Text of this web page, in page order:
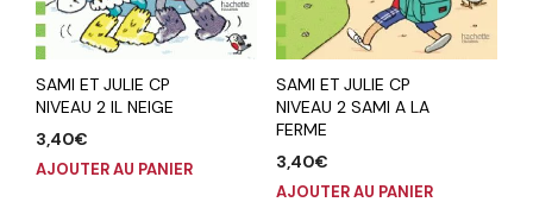
SAMI ET JULIE CP
NIVEAU 2 IL NEIGE
3,40€
AJOUTER AU PANIER
SAMI ET JULIE CP
NIVEAU 2 SAMI A LA
FERME
3,40€
AJOUTER AU PANIER